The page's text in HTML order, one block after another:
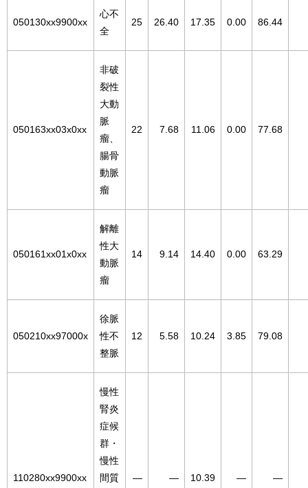
050130xx9900xx
心不
全
25 26.40 17.35 0.00 86.44
050163xx03x0xx
非破
裂性
大動
脈
瘤、
腸骨
動脈
瘤
22 7.68 11.06 0.00 77.68
050161xx01x0xx
解離
性大
動脈
瘤
14 9.14 14.40 0.00 63.29
050210xx97000x
徐脈
性不
整脈
12 5.58 10.24 3.85 79.08
110280xx9900xx
慢性
腎炎
症候
群・
慢性
間質
― ― 10.39 ― ―